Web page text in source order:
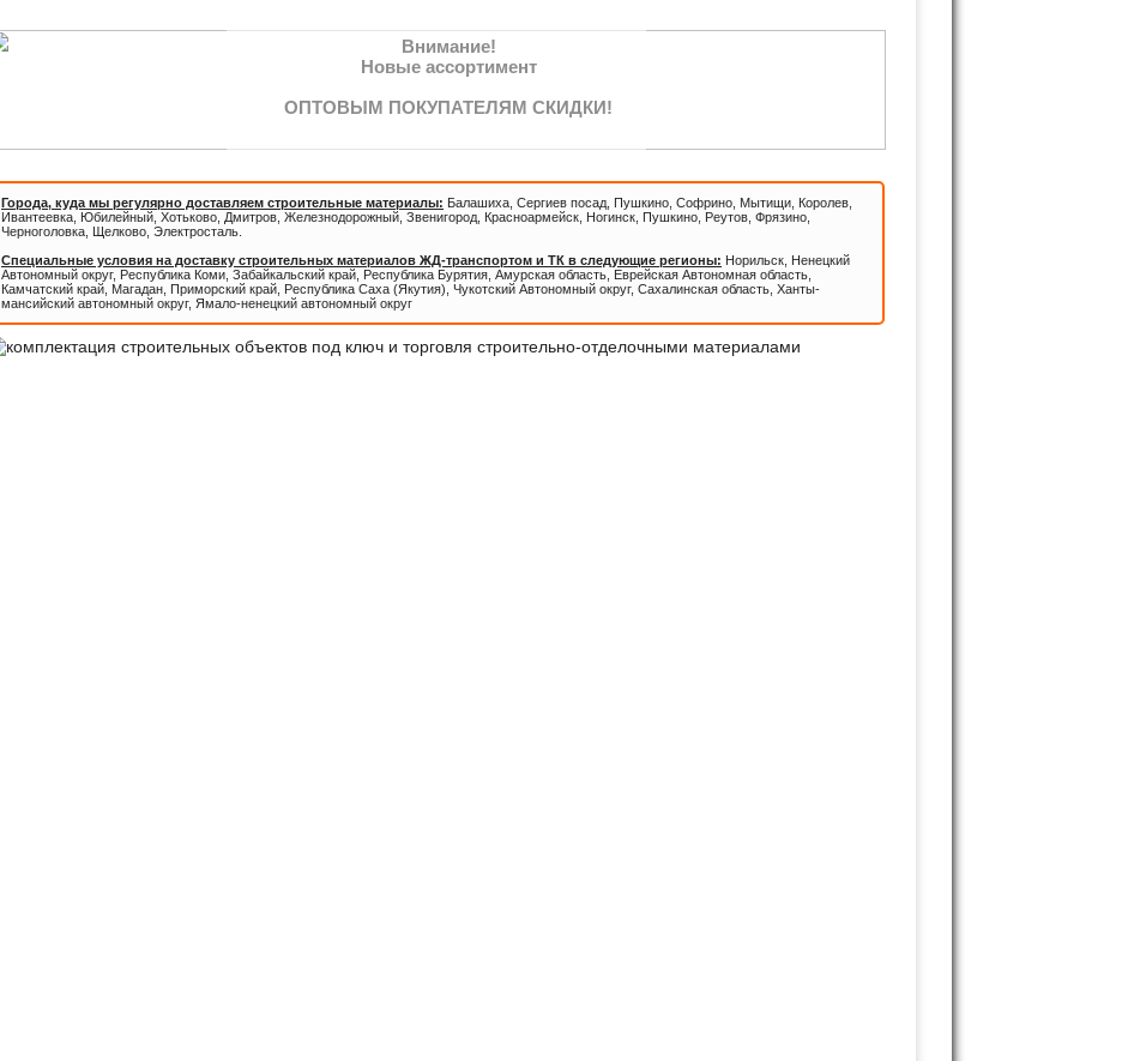
Внимание!
Новые ассортимент
ОПТОВЫМ ПОКУПАТЕЛЯМ СКИДКИ!
Города, куда мы регулярно доставляем строительные материалы: Балашиха, Сергиев посад, Пушкино, Софрино, Мытищи, Королев,
Ивантеевка, Юбилейный, Хотьково, Дмитров, Железнодорожный, Звенигород, Красноармейск, Ногинск, Пушкино, Реутов, Фрязино,
Черноголовка, Щелково, Электросталь.
Специальные условия на доставку строительных материалов ЖД-транспортом и ТК в следующие регионы: Норильск, Ненецкий
Автономный округ, Республика Коми, Забайкальский край, Республика Бурятия, Амурская область, Еврейская Автономная область,
Камчатский край, Магадан, Приморский край, Республика Саха (Якутия), Чукотский Автономный округ, Сахалинская область, Ханты-
мансийский автономный округ, Ямало-ненецкий автономный округ